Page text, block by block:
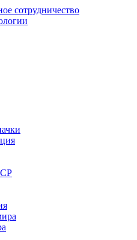
сотрудничество